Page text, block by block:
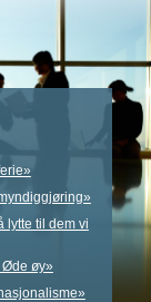
lytte til dem vi
øy»